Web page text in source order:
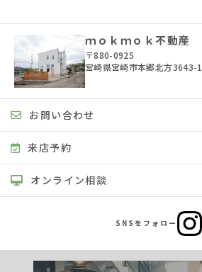
ｍｏｋｍｏｋ不動産
〒880-0925
宮崎県宮崎市本郷北方3643-1
お問い合わせ
来店予約
オンライン相談
SNSをフォロー